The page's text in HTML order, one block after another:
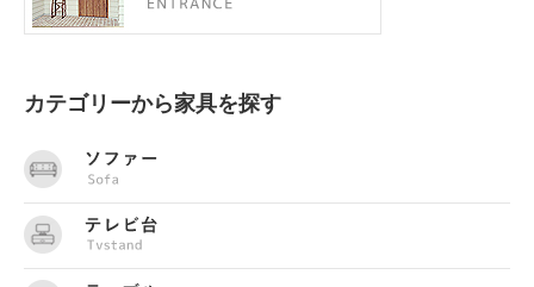
カテゴリーから家具を探す